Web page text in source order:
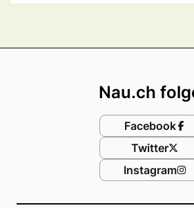
Nau.ch
Facebook
Twitter
Instagram